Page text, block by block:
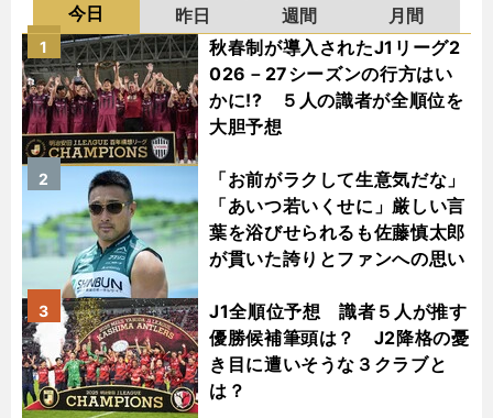
今日 昨日 週間
月間
秋春制が導入されたJ1リーグ2
026－27シーズンの行方はい
かに!? ５人の識者が全順位を
大胆予想
1
「お前がラクして生意気だな」
「あいつ若いくせに」厳しい言
葉を浴びせられるも佐藤慎太郎
が貫いた誇りとファンへの思い
2
J1全順位予想 識者５人が推す
優勝候補筆頭は？ J2降格の憂
き目に遭いそうな３クラブと
は？
3